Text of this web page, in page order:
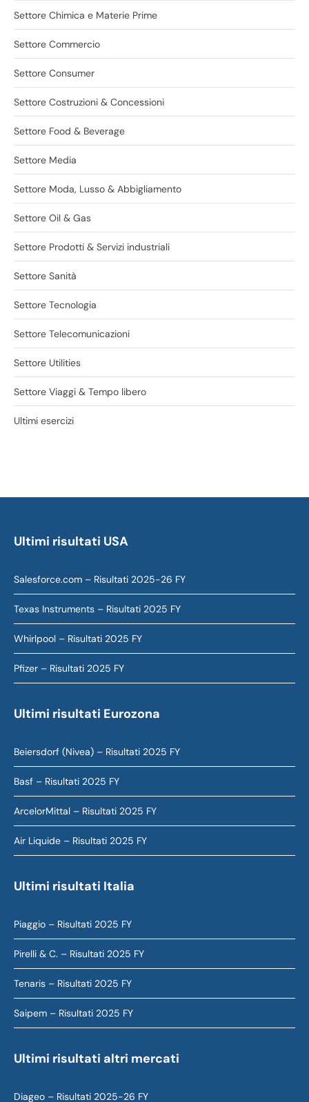
Settore Chimica e Materie Prime
Settore Commercio
Settore Consumer
Settore Costruzioni & Concessioni
Settore Food & Beverage
Settore Media
Settore Moda, Lusso & Abbigliamento
Settore Oil & Gas
Settore Prodotti & Servizi industriali
Settore Sanità
Settore Tecnologia
Settore Telecomunicazioni
Settore Utilities
Settore Viaggi & Tempo libero
Ultimi esercizi
Ultimi risultati USA
Salesforce.com – Risultati 2025-26 FY
Texas Instruments – Risultati 2025 FY
Whirlpool – Risultati 2025 FY
Pfizer – Risultati 2025 FY
Ultimi risultati Eurozona
Beiersdorf (Nivea) – Risultati 2025 FY
Basf – Risultati 2025 FY
ArcelorMittal – Risultati 2025 FY
Air Liquide – Risultati 2025 FY
Ultimi risultati Italia
Piaggio – Risultati 2025 FY
Pirelli & C. – Risultati 2025 FY
Tenaris – Risultati 2025 FY
Saipem – Risultati 2025 FY
Ultimi risultati altri mercati
Diageo – Risultati 2025-26 FY